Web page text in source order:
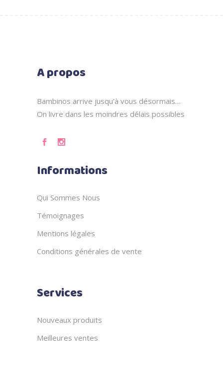
A propos
Bambinos arrive jusqu'à vous désormais…
On livre dans les moindres délais possibles
Informations
Qui Sommes Nous
Témoignages
Mentions légales
Conditions générales de vente
Services
Nouveaux produits
Meilleures ventes